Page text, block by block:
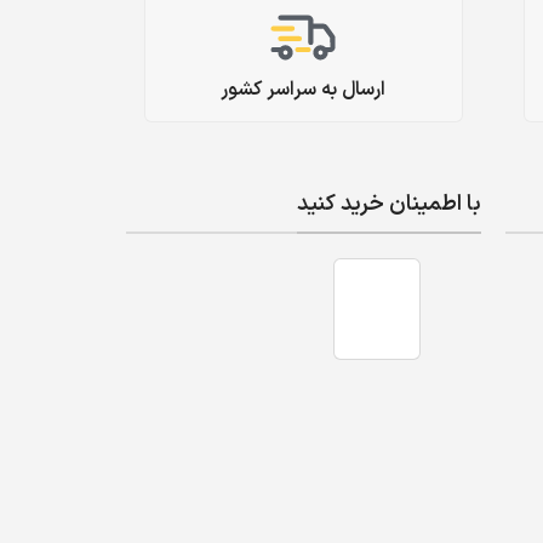
ارسال به سراسر کشور
با اطمینان خرید کنید